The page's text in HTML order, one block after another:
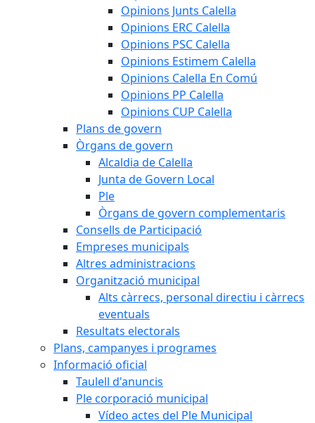
Opinions Junts Calella
Opinions ERC Calella
Opinions PSC Calella
Opinions Estimem Calella
Opinions Calella En Comú
Opinions PP Calella
Opinions CUP Calella
Plans de govern
Òrgans de govern
Alcaldia de Calella
Junta de Govern Local
Ple
Òrgans de govern complementaris
Consells de Participació
Empreses municipals
Altres administracions
Organització municipal
Alts càrrecs, personal directiu i càrrecs
eventuals
Resultats electorals
Plans, campanyes i programes
Informació oficial
Taulell d'anuncis
Ple corporació municipal
Vídeo actes del Ple Municipal